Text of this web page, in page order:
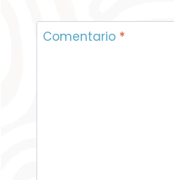
Comentario *